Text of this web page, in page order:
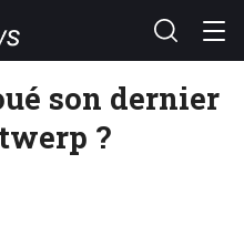
son dernier
?